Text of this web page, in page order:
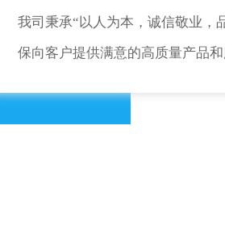
我司秉承“以人为本，诚信敬业，
保向客户提供满意的高质量产品